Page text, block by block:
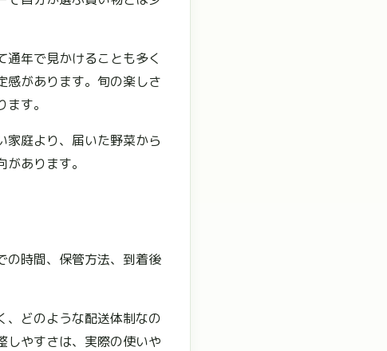
年で見かけることも多く
感があります。旬の楽しさ
す。
家庭より、届いた野菜から
あります。
の時間、保管方法、到着後
、どのような配送体制なの
しやすさは、実際の使いや